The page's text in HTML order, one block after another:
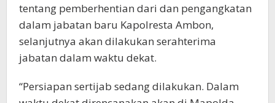
tentang pemberhentian dari dan pengangkatan
dalam jabatan baru Kapolresta Ambon,
selanjutnya akan dilakukan serahterima
jabatan dalam waktu dekat.
“Persiapan sertijab sedang dilakukan. Dalam